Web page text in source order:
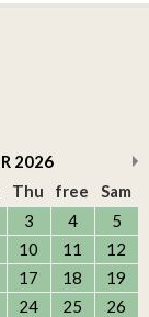
2026
Thu free
Sam
3 4
5
10 11
12
17 18
19
24 25
26